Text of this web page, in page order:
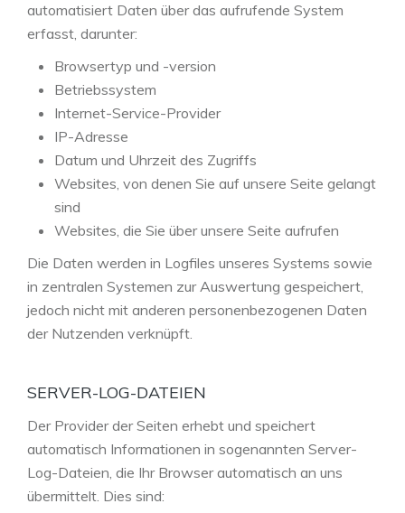
automatisiert Daten über das aufrufende System
erfasst, darunter:
Browsertyp und -version
Betriebssystem
Internet-Service-Provider
IP-Adresse
Datum und Uhrzeit des Zugriffs
Websites, von denen Sie auf unsere Seite gelangt
sind
Websites, die Sie über unsere Seite aufrufen
Die Daten werden in Logfiles unseres Systems sowie
in zentralen Systemen zur Auswertung gespeichert,
jedoch nicht mit anderen personenbezogenen Daten
der Nutzenden verknüpft.
SERVER-LOG-DATEIEN
Der Provider der Seiten erhebt und speichert
automatisch Informationen in sogenannten Server-
Log-Dateien, die Ihr Browser automatisch an uns
übermittelt. Dies sind: